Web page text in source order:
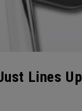
Lines Up